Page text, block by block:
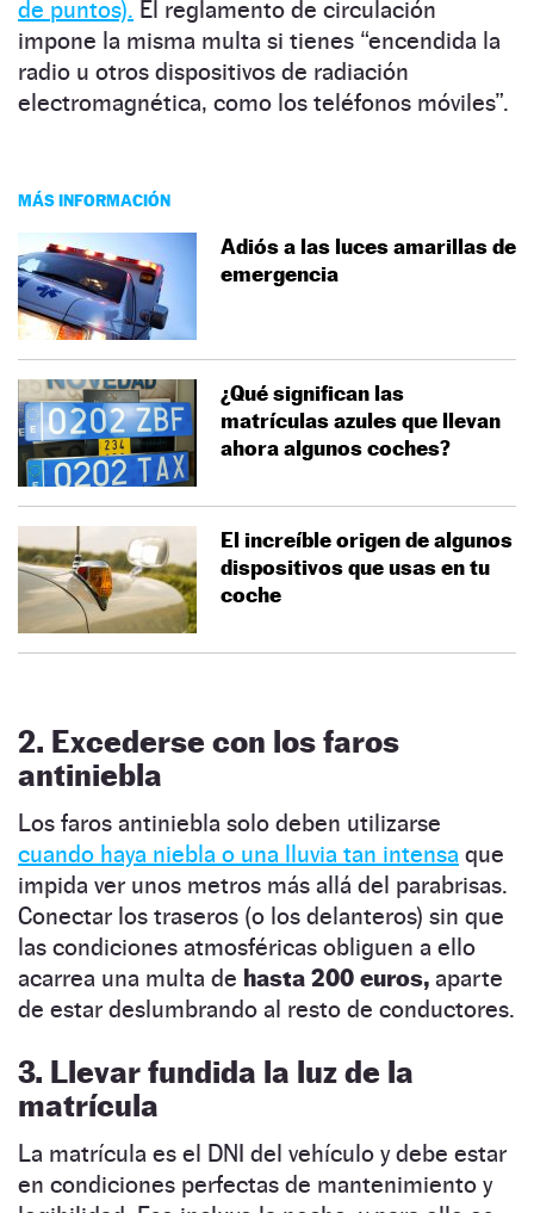
de puntos). El reglamento de circulación
impone la misma multa si tienes “encendida la
radio u otros dispositivos de radiación
electromagnética, como los teléfonos móviles”.
MÁS INFORMACIÓN
Adiós a las luces amarillas de
emergencia
¿Qué significan las
matrículas azules que llevan
ahora algunos coches?
El increíble origen de algunos
dispositivos que usas en tu
coche
2. Excederse con los faros
antiniebla
Los faros antiniebla solo deben utilizarse
cuando haya niebla o una lluvia tan intensa que
impida ver unos metros más allá del parabrisas.
Conectar los traseros (o los delanteros) sin que
las condiciones atmosféricas obliguen a ello
acarrea una multa de hasta 200 euros, aparte
de estar deslumbrando al resto de conductores.
3. Llevar fundida la luz de la
matrícula
La matrícula es el DNI del vehículo y debe estar
en condiciones perfectas de mantenimiento y